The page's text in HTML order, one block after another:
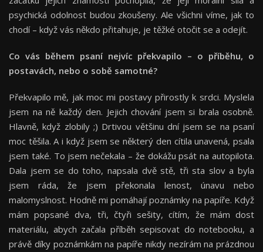
psychická odolnost budou zkoušeny. Ale všichni víme, jak to
chodí – když vás někdo přitahuje, je těžké otočit se a odejít.
Co vás během psaní nejvíc překvapilo – o příběhu, o
postavách, nebo o sobě samotné?
Překvapilo mě, jak moc mi postavy přirostly k srdci. Myslela
jsem na ně každý den. Jejich chování jsem si brala osobně.
Hlavně, když zlobily ;) Drtivou většinu dní jsem se na psaní
moc těšila. A i když jsem se některý den cítila unavená, psala
jsem také. To jsem nečekala – že dokážu psát na autopilota.
Dala jsem se do toho, napsala dvě stě, tři sta slov a byla
jsem ráda, že jsem překonala lenost, únavu nebo
malomyslnost. Hodně mi pomáhají poznámky na papíře. Když
mám popsané dva, tři, čtyři sešity, cítím, že mám dost
materiálu, abych začala příběh sepisovat do notebooku, a
právě díky poznámkám na papíře nikdy nezírám na prázdnou